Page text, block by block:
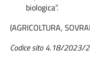
biologica”.
(AGRICOLTURA,
Codice sito 4.18/2023/